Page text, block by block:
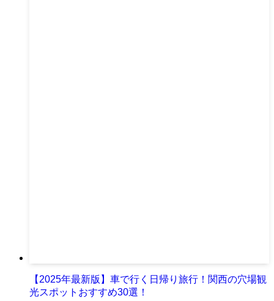
【2025年最新版】車で行く日帰り旅行！関西の穴場観
光スポットおすすめ30選！